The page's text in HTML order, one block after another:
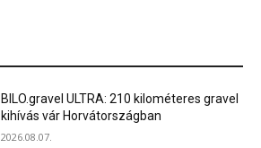
BILO.gravel ULTRA: 210 kilométeres gravel
kihívás vár Horvátországban
2026.08.07.